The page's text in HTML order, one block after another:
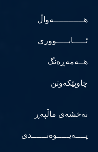
هــــــــــــەواڵ
ئـــــابـــــووری
هــەمەڕەنگ
چاوپێکەوتن
نەخشەی ماڵپەڕ
پــــەیـــــوەنــــــدی